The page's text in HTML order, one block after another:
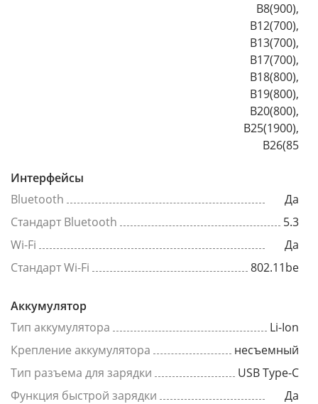
B8(900),
B12(700),
B13(700),
B17(700),
B18(800),
B19(800),
B20(800),
B25(1900),
B26(85
Интерфейсы
Bluetooth
Да
Стандарт Bluetooth
5.3
Wi-Fi
Да
Стандарт Wi-Fi
802.11be
Аккумулятор
Тип аккумулятора
Li-Ion
Крепление аккумулятора
несъемный
Тип разъема для зарядки
USB Type-C
Функция быстрой зарядки
Да